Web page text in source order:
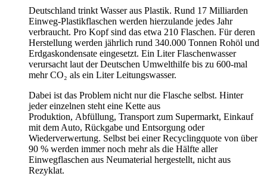
Deutschland trinkt Wasser aus Plastik. Rund 17 Milliarden
Einweg-Plastikflaschen werden hierzulande jedes Jahr
verbraucht. Pro Kopf sind das etwa 210 Flaschen. Für deren
Herstellung werden jährlich rund 340.000 Tonnen Rohöl und
Erdgaskondensate eingesetzt. Ein Liter Flaschenwasser
verursacht laut der Deutschen Umwelthilfe bis zu 600-mal
mehr CO₂ als ein Liter Leitungswasser.
Dabei ist das Problem nicht nur die Flasche selbst. Hinter
jeder einzelnen steht eine Kette aus
Produktion, Abfüllung, Transport zum Supermarkt, Einkauf
mit dem Auto, Rückgabe und Entsorgung oder
Wiederverwertung. Selbst bei einer Recyclingquote von über
90 % werden immer noch mehr als die Hälfte aller
Einwegflaschen aus Neumaterial hergestellt, nicht aus
Rezyklat.